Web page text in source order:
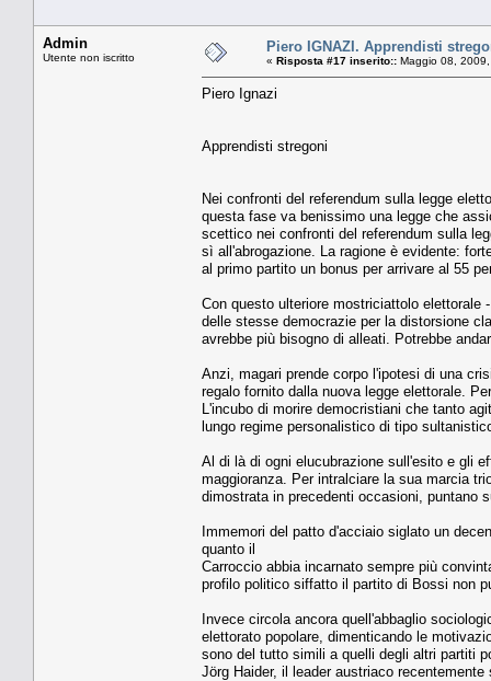
Admin
Utente non iscritto
Piero IGNAZI. Apprendisti
« Risposta #17 inserito:: Maggio 08,
Piero Ignazi
Apprendisti stregoni
Nei confronti del referendum sulla legge
questa fase va benissimo una legge che
scettico nei confronti del referendum sulla
sì all'abrogazione. La ragione è evidente:
al primo partito un bonus per arrivare al 55
Con questo ulteriore mostriciattolo elettorale
delle stesse democrazie per la distorsione
avrebbe più bisogno di alleati. Potrebbe
Anzi, magari prende corpo l'ipotesi di una
regalo fornito dalla nuova legge elettorale.
L'incubo di morire democristiani che tanto
lungo regime personalistico di tipo
Al di là di ogni elucubrazione sull'esito e gli
maggioranza. Per intralciare la sua marcia
dimostrata in precedenti occasioni, puntano
Immemori del patto d'acciaio siglato un
quanto il
Carroccio abbia incarnato sempre più
profilo politico siffatto il partito di Bossi non
Invece circola ancora quell'abbaglio
elettorato popolare, dimenticando le
sono del tutto simili a quelli degli altri partiti
Jörg Haider, il leader austriaco